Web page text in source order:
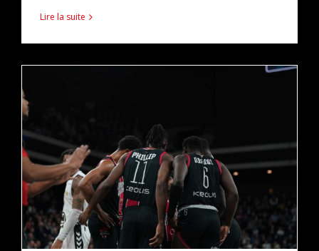
Lire la suite
RETOUR SUR CHALONS-REIMS / DENAIN
actualités pro b